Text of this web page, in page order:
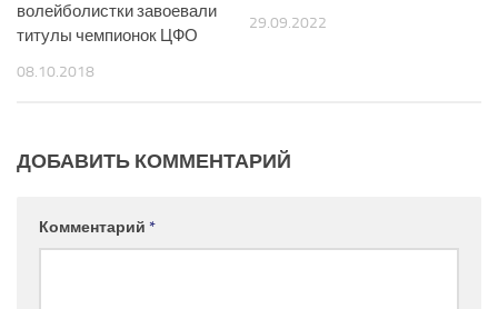
волейболистки завоевали
титулы чемпионок ЦФО
08.10.2018
29.09.2022
ДОБАВИТЬ КОММЕНТАРИЙ
Комментарий *